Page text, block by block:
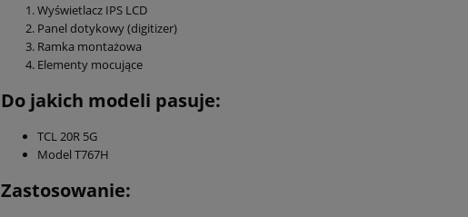
do koszyka
Wyświetlacz IPS LCD
Panel dotykowy (digitizer)
Ramka montażowa
Elementy mocujące
Do jakich modeli pasuje:
TCL 20R 5G
Model T767H
Zastosowanie: